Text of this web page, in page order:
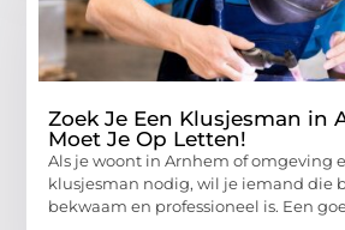
Zoek Je Een Klusjesman in
Moet Je Op Letten!
Als je woont in Arnhem of omgeving
klusjesman nodig, wil je iemand die
bekwaam en professioneel is. Een